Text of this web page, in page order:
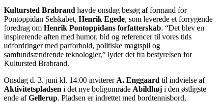
Kultursted Brabrand havde onsdag besøg af formand for
Pontoppidan Selskabet, Henrik Egede, som leverede et forrygende
foredrag om Henrik Pontoppidans forfatterskab. “Det blev en
inspirerende aften med humor, bid og referencer til vores tids
udfordringer med parforhold, politiske magtspil og
samfundsændrende teknologier,” lyder det fra bestyrelsen for
Kultursted Brabrand.
Onsdag d. 3. juni kl. 14.00 inviterer A. Enggaard til indvielse af
Aktivitetspladsen i det nye boligområde Abildhøj i den østligste
ende afGellerup. Pladsen er indrettet med bordtennisbord,